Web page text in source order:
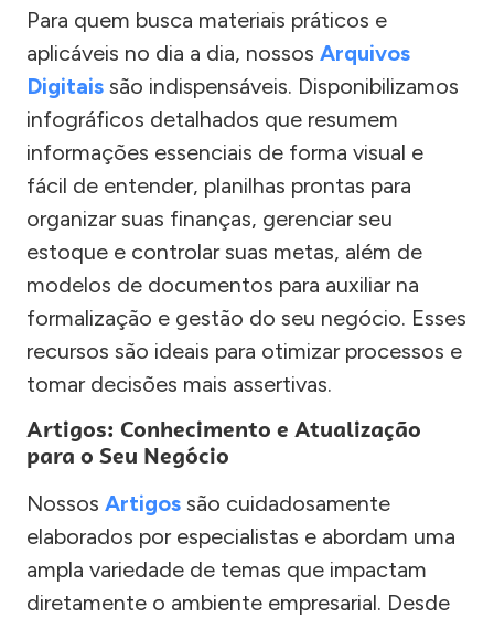
Para quem busca materiais práticos e
aplicáveis no dia a dia, nossos Arquivos
Digitais são indispensáveis. Disponibilizamos
infográficos detalhados que resumem
informações essenciais de forma visual e
fácil de entender, planilhas prontas para
organizar suas finanças, gerenciar seu
estoque e controlar suas metas, além de
modelos de documentos para auxiliar na
formalização e gestão do seu negócio. Esses
recursos são ideais para otimizar processos e
tomar decisões mais assertivas.
Artigos: Conhecimento e Atualização
para o Seu Negócio
Nossos Artigos são cuidadosamente
elaborados por especialistas e abordam uma
ampla variedade de temas que impactam
diretamente o ambiente empresarial. Desde